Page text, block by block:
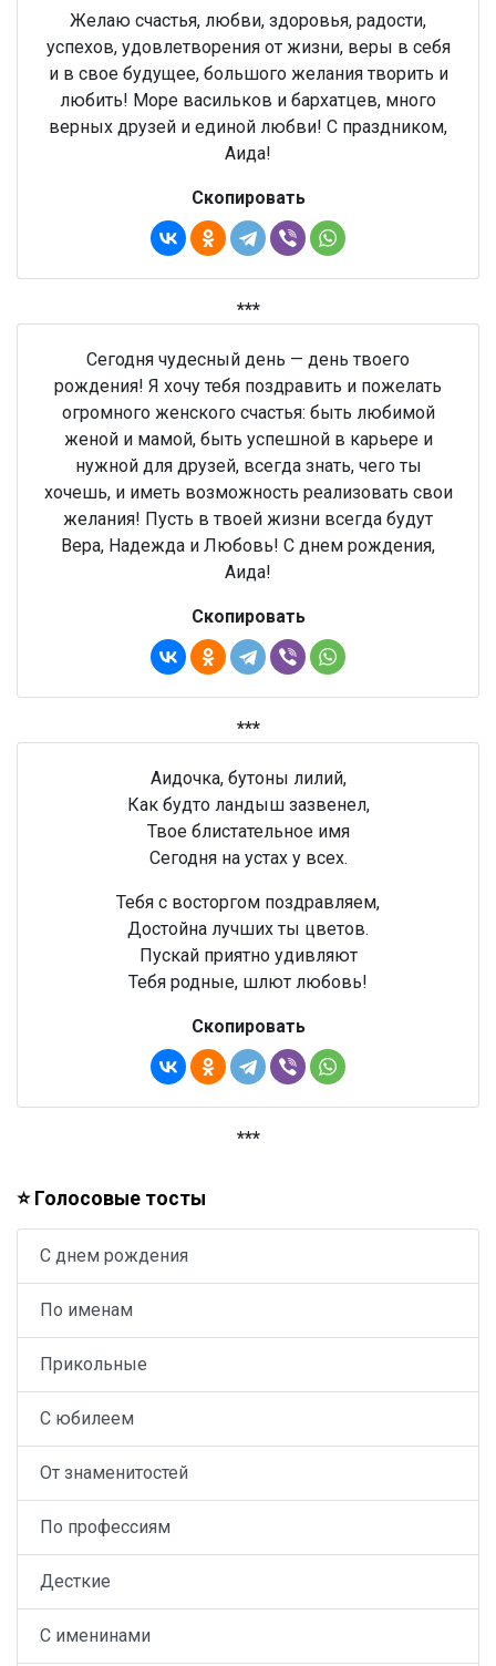
Желаю счастья, любви, здоровья, радости,
успехов, удовлетворения от жизни, веры в себя
и в свое будущее, большого желания творить и
любить! Море васильков и бархатцев, много
верных друзей и единой любви! С праздником,
Аида!
Скопировать
***
Сегодня чудесный день — день твоего
рождения! Я хочу тебя поздравить и пожелать
огромного женского счастья: быть любимой
женой и мамой, быть успешной в карьере и
нужной для друзей, всегда знать, чего ты
хочешь, и иметь возможность реализовать свои
желания! Пусть в твоей жизни всегда будут
Вера, Надежда и Любовь! С днем рождения,
Аида!
Скопировать
***
Аидочка, бутоны лилий,
Как будто ландыш зазвенел,
Твое блистательное имя
Сегодня на устах у всех.
Тебя с восторгом поздравляем,
Достойна лучших ты цветов.
Пускай приятно удивляют
Тебя родные, шлют любовь!
Скопировать
***
⭐ Голосовые тосты
С днем рождения
По именам
Прикольные
С юбилеем
От знаменитостей
По профессиям
Десткие
С именинами